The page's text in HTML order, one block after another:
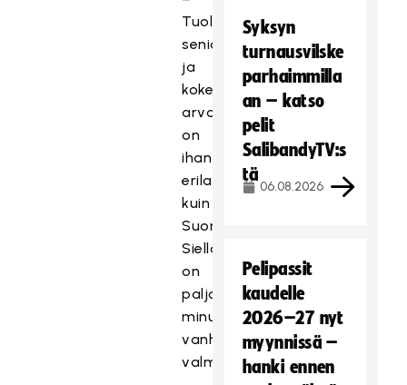
Tuollapäin
senioriteetin
ja
kokemuksen
arvostus
on
ihan
erilaista
kuin
Suomessa.
Siellä
on
paljon
minuakin
vanhempia
valmentajia.
Syksyn
turnausvilske
parhaimmilla
an – katso
pelit
SalibandyTV:s
tä
06.08.2026
Pelipassit
kaudelle
2026–27 nyt
myynnissä –
hanki ennen